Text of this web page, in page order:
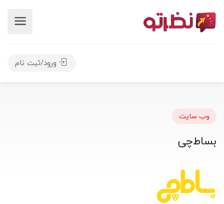
ورود/ثبت نام
وب سایت
بساط‌چی